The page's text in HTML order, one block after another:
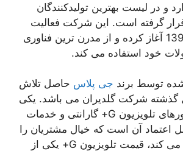
و در لیست بهترین تولیدکنندگان
گرفته است. این شرکت فعالیت
خود را از سال 1396 آغاز کرده و از مدرن ترین فناوری
خود استفاده می کند.
توسط برند جی پلاس حاصل تلاش
شرکت گلدیران می باشد. یکی
از مهم ترین فاکتورهای تلویزیون G+ گارانتی و خدمات
آن است که خیال مشتریان را
برای خرید راحت می کند، قیمت تلویزیون G+ یکی از